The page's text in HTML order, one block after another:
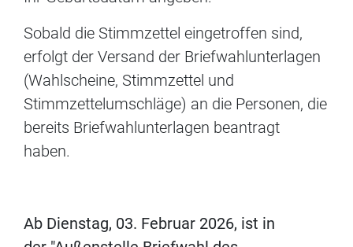
Sobald die Stimmzettel eingetroffen sind,
erfolgt der Versand der Briefwahlunterlagen
(Wahlscheine, Stimmzettel und
Stimmzettelumschläge) an die Personen, die
bereits Briefwahlunterlagen beantragt
haben.
Ab Dienstag, 03. Februar 2026, ist in